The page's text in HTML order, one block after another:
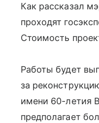
Как рассказал
проходят
Стоимость
Работы будет
за
имени 60-летия
предполагает